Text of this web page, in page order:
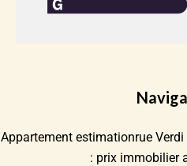
Appartement estimationrue
: prix immobilier